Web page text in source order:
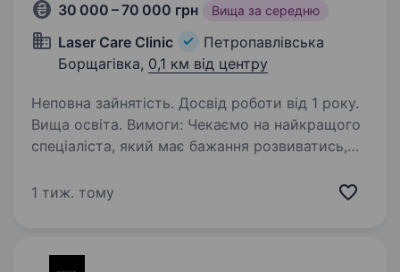
30 000 – 70 000 грн Вища за середню
Laser Care Clinic
Петропавлівська
Борщагівка, 0,1 км від центру
Неповна зайнятість. Досвід роботи від 1 року.
Вища освіта. Вимоги: Чекаємо на найкращого
спеціаліста, який має бажання розвиватись,
та новими напрямками; Охайний зовнішній
1 тиж. тому